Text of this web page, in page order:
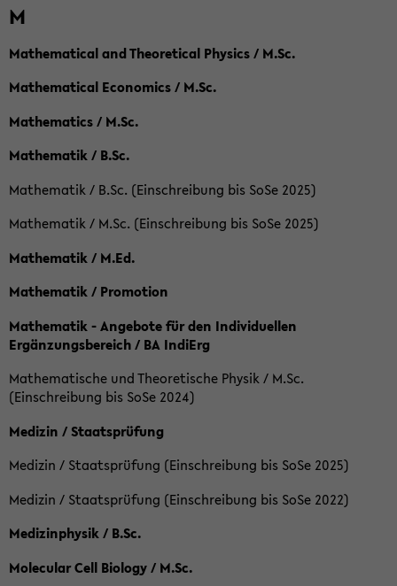
M
Mathematical and Theoretical Physics / M.Sc.
Mathematical Economics / M.Sc.
Mathematics / M.Sc.
Mathematik / B.Sc.
Mathematik / B.Sc. (Einschreibung bis SoSe 2025)
Mathematik / M.Sc. (Einschreibung bis SoSe 2025)
Mathematik / M.Ed.
Mathematik / Promotion
Mathematik - Angebote für den Individuellen
Ergänzungsbereich / BA IndiErg
Mathematische und Theoretische Physik / M.Sc.
(Einschreibung bis SoSe 2024)
Medizin / Staatsprüfung
Medizin / Staatsprüfung (Einschreibung bis SoSe 2025)
Medizin / Staatsprüfung (Einschreibung bis SoSe 2022)
Medizinphysik / B.Sc.
Molecular Cell Biology / M.Sc.